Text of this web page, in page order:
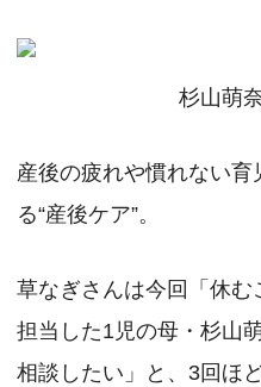
杉山萌
産後の疲れや慣れない
る“産後ケア”。
草なぎさんは今回「休
担当した1児の母・杉山
相談したい」と、3回ほ